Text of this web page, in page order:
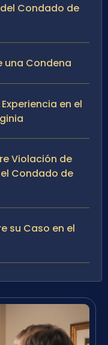
Condado de
una Condena
en el
Violación de
Condado de
su Caso en el